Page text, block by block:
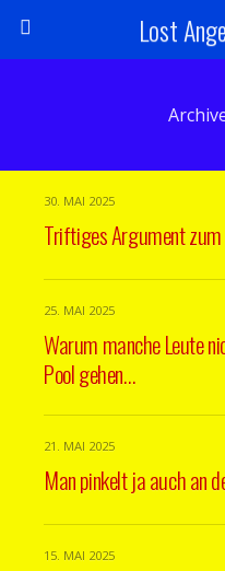
Lost
30. MAI 2025
Triftiges Argument zum
25. MAI 2025
Warum manche Leute
Pool gehen…
21. MAI 2025
Man pinkelt ja auch an
15. MAI 2025